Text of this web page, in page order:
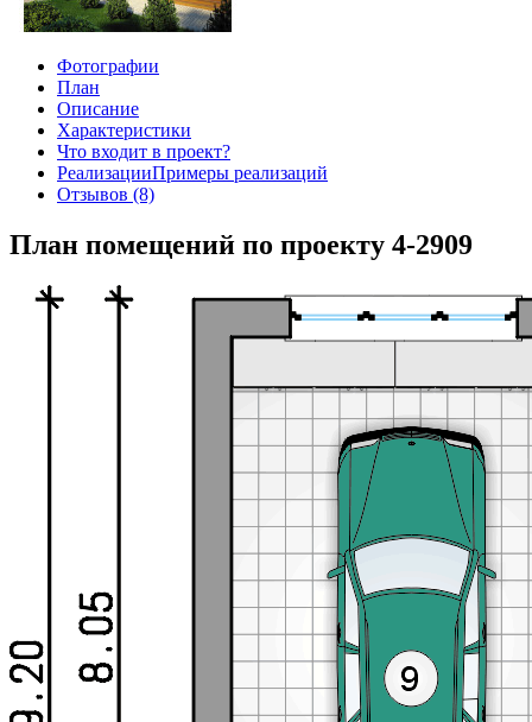
Фотографии
План
Описание
Характеристики
Что входит в проект?
РеализацииПримеры реализаций
Отзывов (8)
План помещений по проекту 4-2909